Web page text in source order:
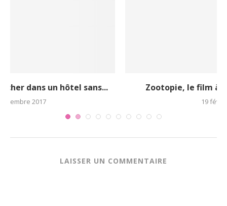
Zootopie, le film à succès de toute la...
LAISSER UN COMMENTAIRE